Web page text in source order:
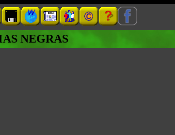
NEGRAS